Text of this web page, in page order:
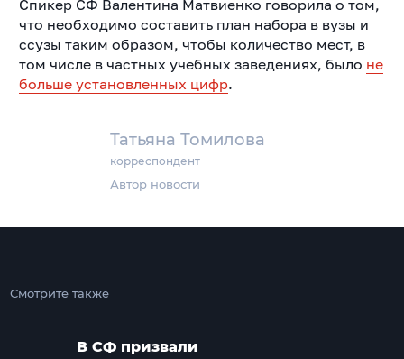
Татьяна Томилова
корреспондент
Автор новости
Спикер СФ Валентина Матвиенко говорила о том,
что необходимо составить план набора в вузы и
ссузы таким образом, чтобы количество мест, в
том числе в частных учебных заведениях, было не
больше установленных цифр.
Смотрите также
В СФ призвали